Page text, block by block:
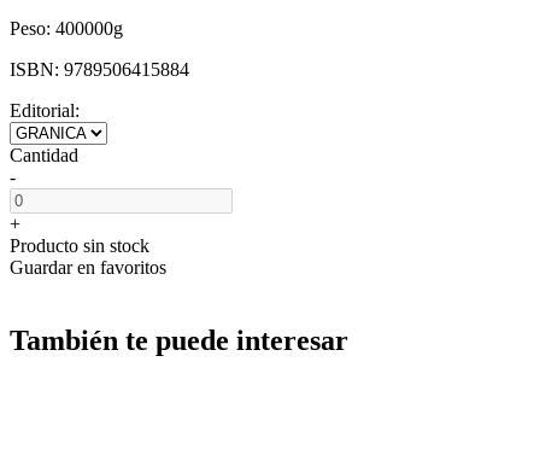
Peso: 400000g
ISBN: 9789506415884
Editorial:
Cantidad
-
+
Producto sin stock
Guardar en favoritos
También te puede interesar